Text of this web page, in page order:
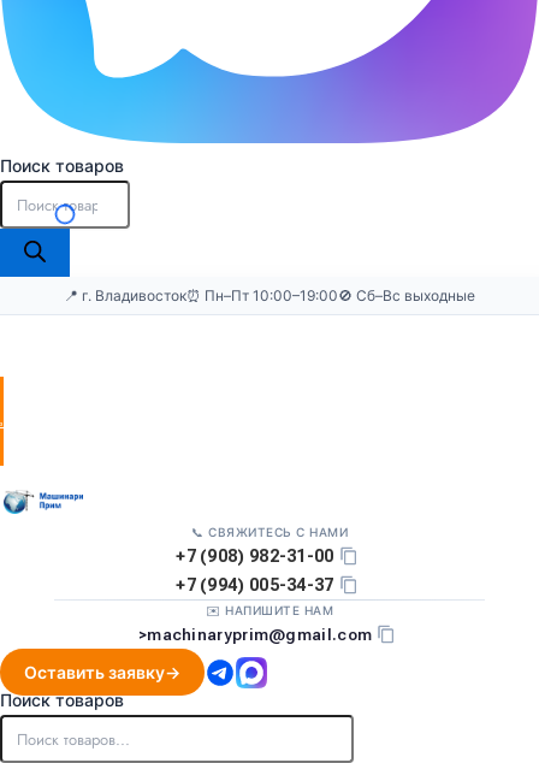
Поиск товаров
📍 г. Владивосток⏰ Пн–Пт 10:00–19:00🚫 Сб–Вс выходные
заявку
📞 СВЯЖИТЕСЬ С НАМИ
+7 (908) 982-31-00
+7 (994) 005-34-37
✉️ НАПИШИТЕ НАМ
>machinaryprim@gmail.com
Оставить заявку
Поиск товаров